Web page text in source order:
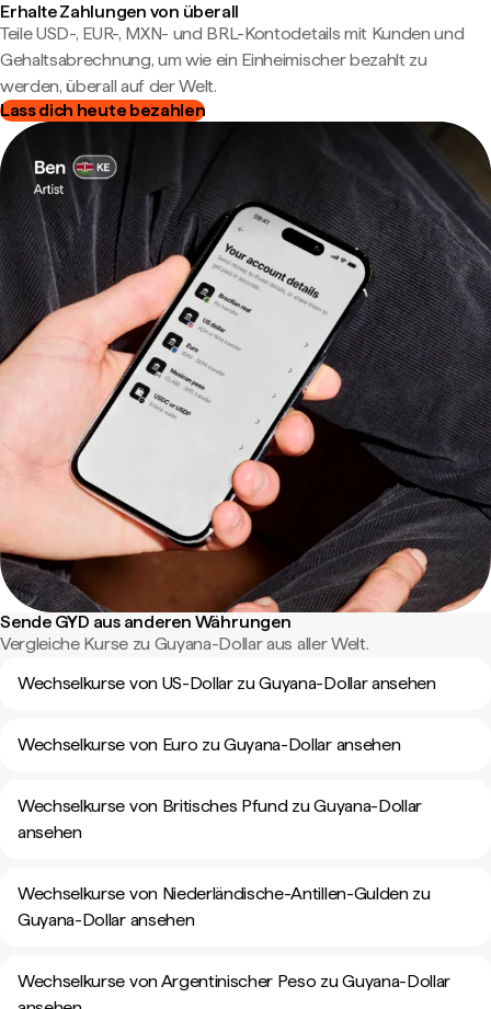
Erhalte Zahlungen von überall
Teile USD-, EUR-, MXN- und BRL-Kontodetails mit Kunden und
Gehaltsabrechnung, um wie ein Einheimischer bezahlt zu
werden, überall auf der Welt.
Lass dich heute bezahlen
Sende GYD aus anderen Währungen
Vergleiche Kurse zu Guyana-Dollar aus aller Welt.
Wechselkurse von US-Dollar zu Guyana-Dollar ansehen
Wechselkurse von Euro zu Guyana-Dollar ansehen
Wechselkurse von Britisches Pfund zu Guyana-Dollar
ansehen
Wechselkurse von Niederländische-Antillen-Gulden zu
Guyana-Dollar ansehen
Wechselkurse von Argentinischer Peso zu Guyana-Dollar